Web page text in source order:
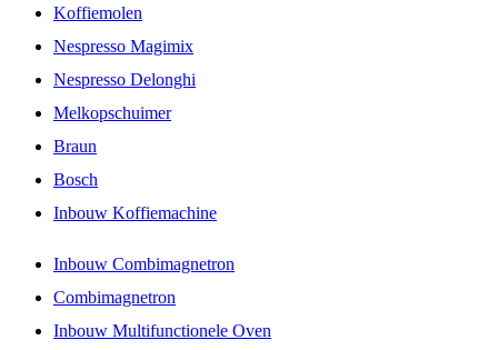
Koffiemolen
Nespresso Magimix
Nespresso Delonghi
Melkopschuimer
Braun
Bosch
Inbouw Koffiemachine
Inbouw Combimagnetron
Combimagnetron
Inbouw Multifunctionele Oven